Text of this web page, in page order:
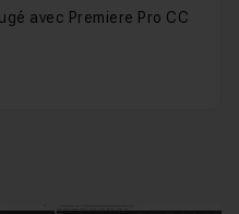
Certifié par Adobe. Je
Premiere Pro,
avec Premiere Pro CC